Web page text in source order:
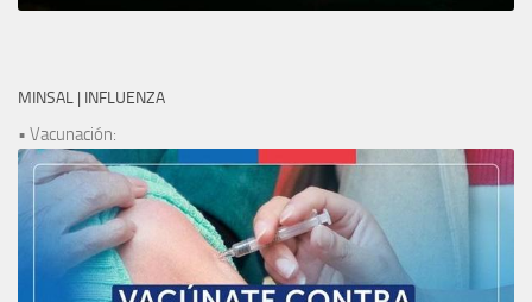
MINSAL | INFLUENZA
• Vacunación: